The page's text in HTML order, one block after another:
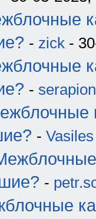
- zick -
-
- Vasiles
-